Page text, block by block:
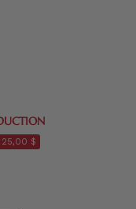
25,00 $